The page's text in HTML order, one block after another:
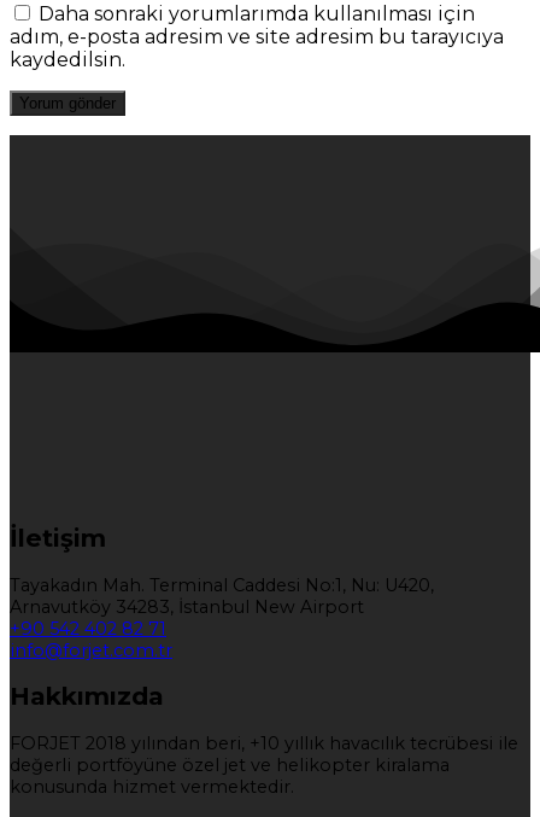
Daha sonraki yorumlarımda kullanılması için
adım, e-posta adresim ve site adresim bu tarayıcıya
kaydedilsin.
İletişim
Tayakadın Mah. Terminal Caddesi No:1, Nu: U420,
Arnavutköy 34283, İstanbul New Airport
+90 542 402 82 71
info@forjet.com.tr
Hakkımızda
FORJET 2018 yılından beri, +10 yıllık havacılık tecrübesi ile
değerli portföyüne özel jet ve helikopter kiralama
konusunda hizmet vermektedir.